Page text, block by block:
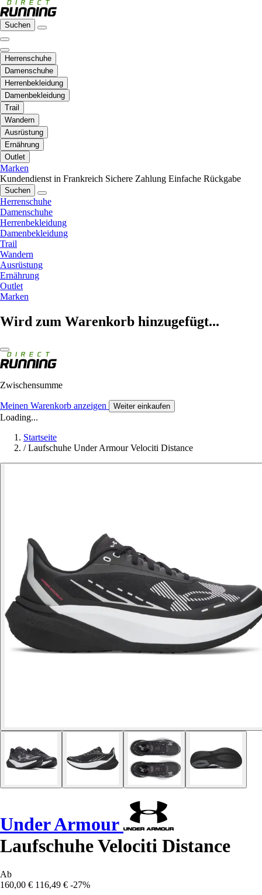
Suchen
Herrenschuhe
Damenschuhe
Herrenbekleidung
Damenbekleidung
Trail
Wandern
Ausrüstung
Ernährung
Outlet
Marken
Kundendienst in Frankreich Sichere Zahlung Einfache Rückgabe
Suchen
Herrenschuhe
Damenschuhe
Herrenbekleidung
Damenbekleidung
Trail
Wandern
Ausrüstung
Ernährung
Outlet
Marken
Wird zum Warenkorb hinzugefügt...
Zwischensumme
Meinen Warenkorb anzeigen Weiter einkaufen
Loading...
Startseite
/ Laufschuhe Under Armour Velociti Distance
Under Armour
Laufschuhe Velociti Distance
Ab
160,00 € 116,49 € -27%